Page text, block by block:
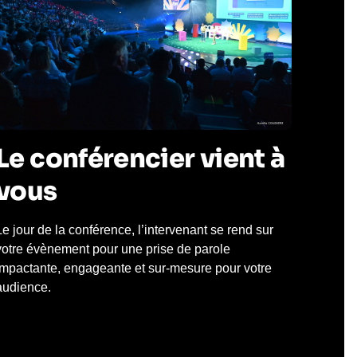
conférencier vient à
jour de la conférence, l’intervenant se rend sur
évènement pour une prise de parole
engageante et sur-mesure pour votre